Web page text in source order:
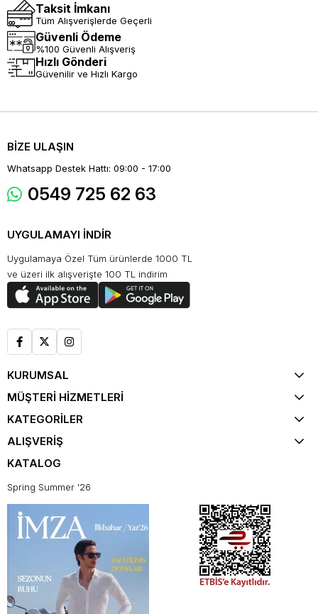
Taksit İmkanı
Tüm Alışverişlerde Geçerli
Güvenli Ödeme
%100 Güvenli Alışveriş
Hızlı Gönderi
Güvenilir ve Hızlı Kargo
BİZE ULAŞIN
Whatsapp Destek Hattı: 09:00 - 17:00
0549 725 62 63
UYGULAMAYI İNDİR
Uygulamaya Özel Tüm ürünlerde 1000 TL
ve üzeri ilk alışverişte 100 TL indirim
KURUMSAL
MÜŞTERİ HİZMETLERİ
KATEGORİLER
ALIŞVERİŞ
KATALOG
Spring Summer '26